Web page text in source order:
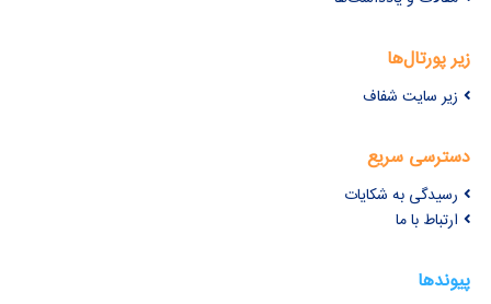
زیر پورتال‌ها
زیر سایت شفاف
دسترسی سریع
رسیدگی به شکایات
ارتباط با ما
پیوندها